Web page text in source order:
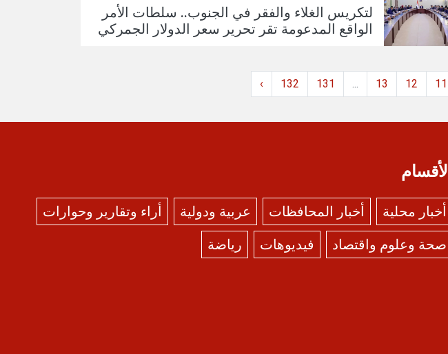
لتكريس الغلاء والفقر في الجنوب.. سلطات الأمر
الواقع المدعومة تقر تحرير سعر الدولار الجمركي
11
12
13
...
131
132
›
الأقسام
أخبار محلية أخبار المحافظات عربية ودولية
أراء وتقارير وحوارات
صحة وعلوم واقتصاد
فيديوهات رياضة